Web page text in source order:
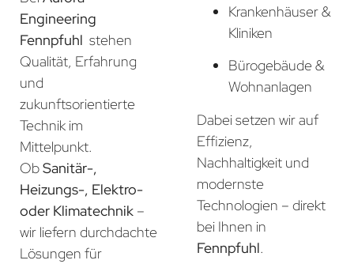
Engineering
Fennpfuhl stehen
Qualität, Erfahrung
und
zukunftsorientierte
Technik im
Mittelpunkt.
ObSanitär-,
Heizungs-, Elektro-
oder Klimatechnik –
wir liefern durchdachte
Lösungen für
Krankenhäuser &
Kliniken
Bürogebäude &
Wohnanlagen
Dabei setzen wir auf
Effizienz,
Nachhaltigkeit und
modernste
Technologien – direkt
bei Ihnen in
Fennpfuhl.